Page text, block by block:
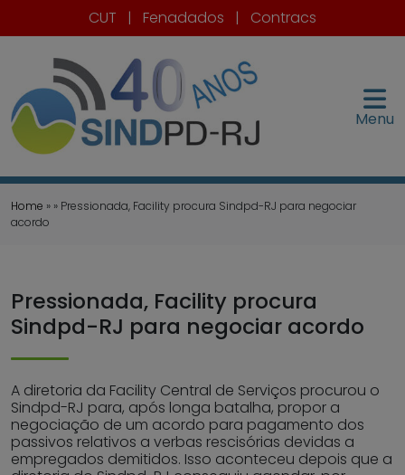
CUT | Fenadados | Contracs
Menu
Home » » Pressionada, Facility procura Sindpd-RJ para negociar
acordo
Pressionada, Facility procura
Sindpd-RJ para negociar acordo
A diretoria da Facility Central de Serviços procurou o
Sindpd-RJ para, após longa batalha, propor a
negociação de um acordo para pagamento dos
passivos relativos a verbas rescisórias devidas a
empregados demitidos. Isso aconteceu depois que a